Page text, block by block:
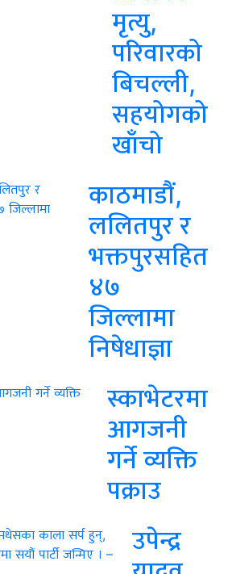
मृत्यु,
परिवारको
बिचल्ली,
सहयोगको
खाँचो
काठमाडौं,
ललितपुर र
भक्तपुरसहित
४७
जिल्लामा
निषेधाज्ञा
स्काभेटरमा
आगजनी
गर्ने व्यक्ति
पक्राउ
उपेन्द्र